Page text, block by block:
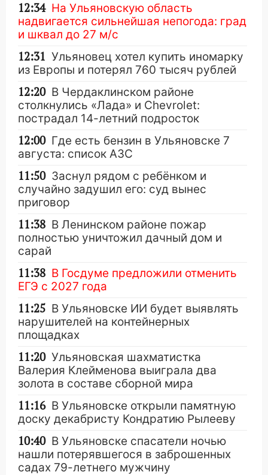
12:34 На Ульяновскую область
надвигается сильнейшая непогода: град
и шквал до 27 м/с
12:31 Ульяновец хотел купить иномарку
из Европы и потерял 760 тысяч рублей
12:20 В Чердаклинском районе
столкнулись «Лада» и Chevrolet:
пострадал 14-летний подросток
12:00 Где есть бензин в Ульяновске 7
августа: список АЗС
11:50 Заснул рядом с ребёнком и
случайно задушил его: суд вынес
приговор
11:38 В Ленинском районе пожар
полностью уничтожил дачный дом и
сарай
11:38 В Госдуме предложили отменить
ЕГЭ с 2027 года
11:25 В Ульяновске ИИ будет выявлять
нарушителей на контейнерных
площадках
11:20 Ульяновская шахматистка
Валерия Клейменова выиграла два
золота в составе сборной мира
11:16 В Ульяновске открыли памятную
доску декабристу Кондратию Рылееву
10:40 В Ульяновске спасатели ночью
нашли потерявшегося в заброшенных
садах 79-летнего мужчину